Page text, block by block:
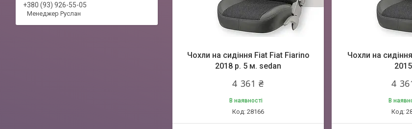
Чохли на сидіння Fiat Fiat Fiarino
2018 р. 5 м. sedan
4 361 ₴
В наявності
28166
Чохли на
4
В
+380 (93) 926-55-05
Менеджер Руслан